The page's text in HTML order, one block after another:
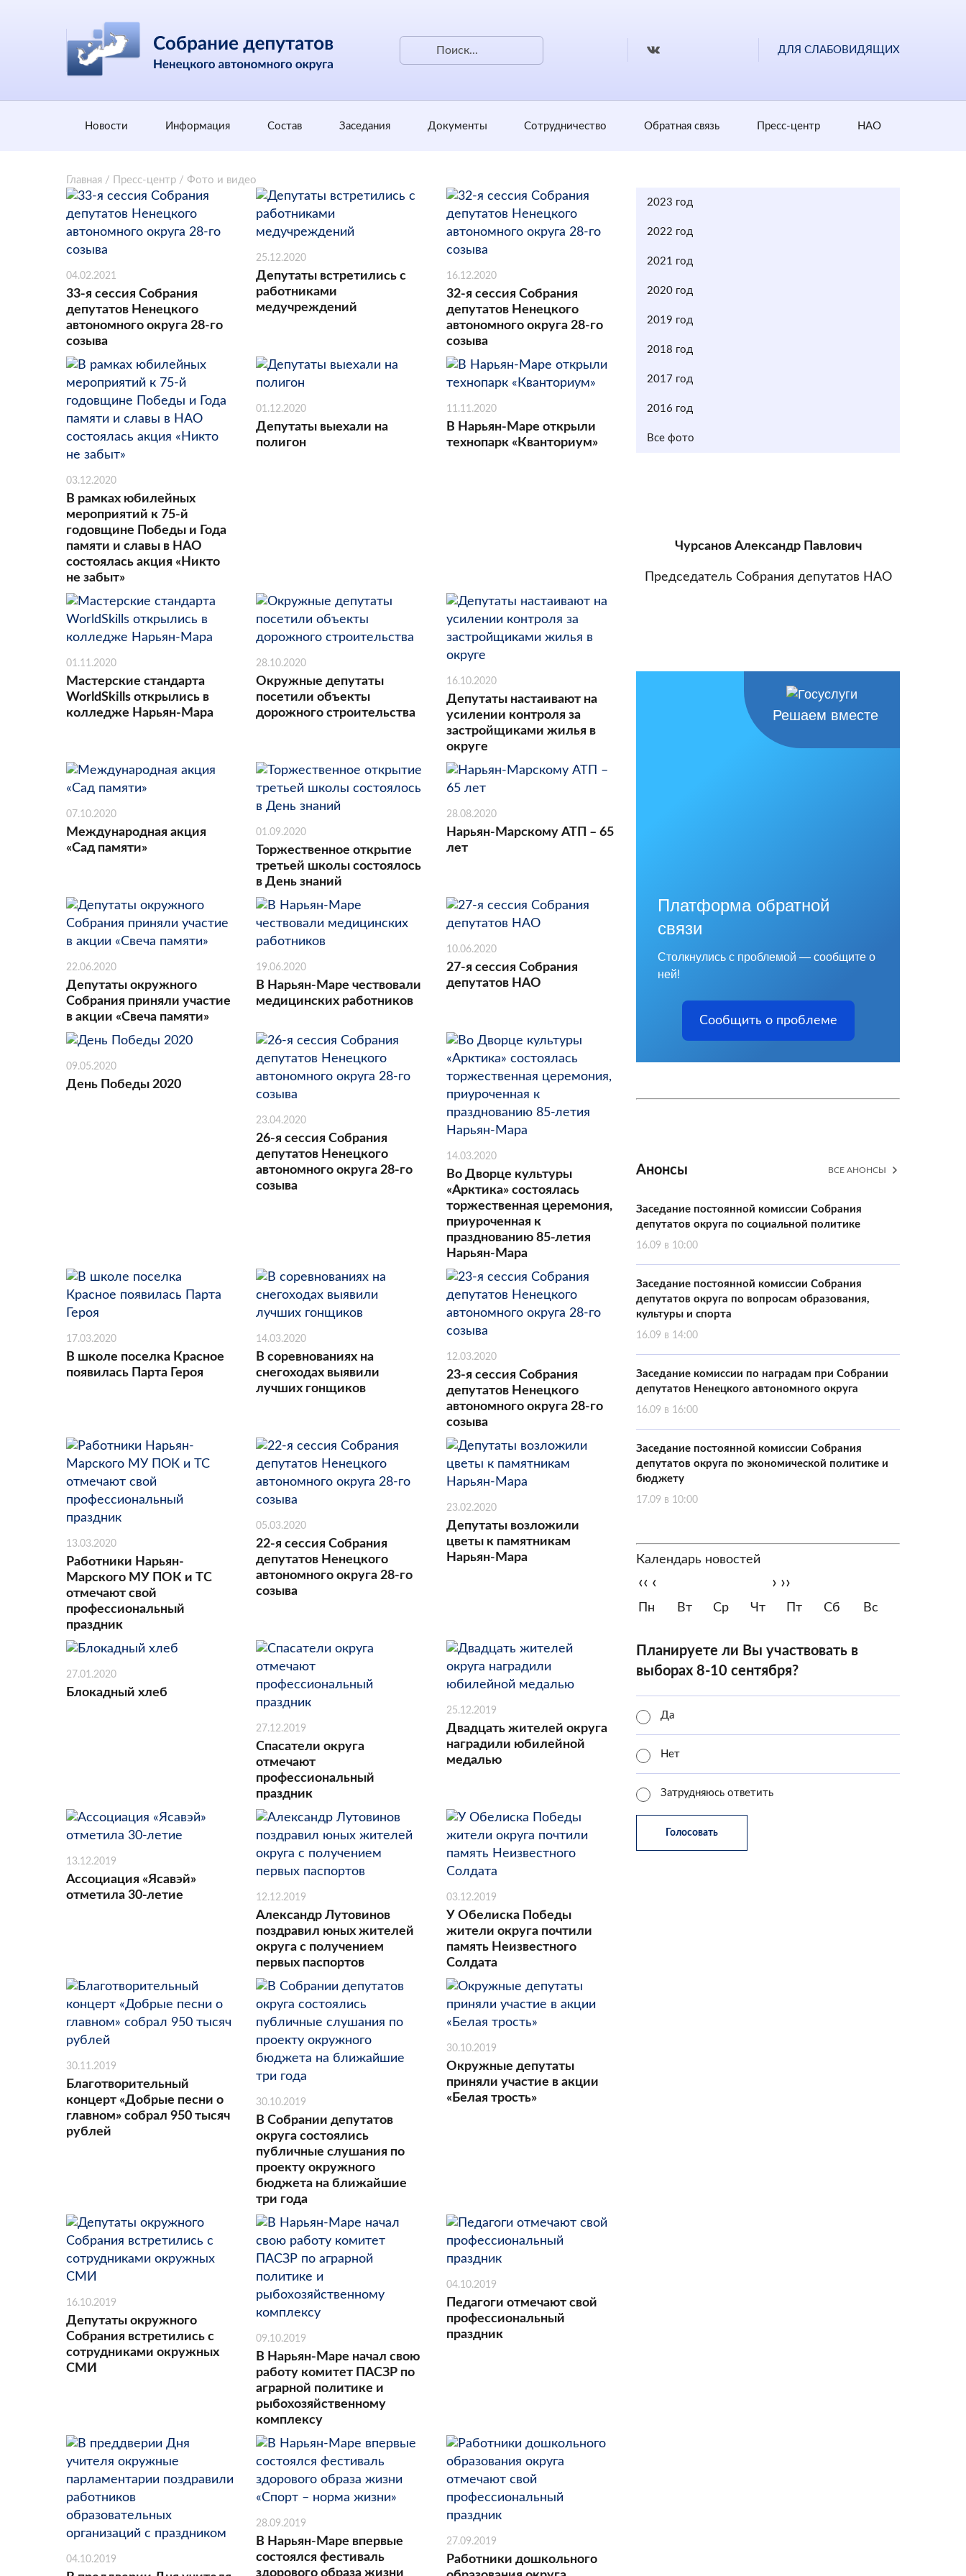
ДЛЯ СЛАБОВИДЯЩИХ
Новости Информация Состав Заседания Документы Сотрудничество Обратная cвязь Пресс-центр НАО
Главная / Пресс-центр / Фото и видео
04.02.2021
33-я сессия Собрания
депутатов Ненецкого
автономного округа 28-го
созыва
25.12.2020
Депутаты встретились с
работниками
медучреждений
16.12.2020
32-я сессия Собрания
депутатов Ненецкого
автономного округа 28-го
созыва
03.12.2020
В рамках юбилейных
мероприятий к 75-й
годовщине Победы и Года
памяти и славы в НАО
состоялась акция «Никто
не забыт»
01.12.2020
Депутаты выехали на
полигон
11.11.2020
В Нарьян-Маре открыли
технопарк «Кванториум»
01.11.2020
Мастерские стандарта
WorldSkills открылись в
колледже Нарьян-Мара
28.10.2020
Окружные депутаты
посетили объекты
дорожного строительства
16.10.2020
Депутаты настаивают на
усилении контроля за
застройщиками жилья в
округе
07.10.2020
Международная акция
«Сад памяти»
01.09.2020
Торжественное открытие
третьей школы состоялось
в День знаний
28.08.2020
Нарьян-Марскому АТП – 65
лет
22.06.2020
Депутаты окружного
Собрания приняли участие
в акции «Свеча памяти»
19.06.2020
В Нарьян-Маре чествовали
медицинских работников
10.06.2020
27-я сессия Собрания
депутатов НАО
09.05.2020
День Победы 2020
23.04.2020
26-я сессия Собрания
депутатов Ненецкого
автономного округа 28-го
созыва
14.03.2020
Во Дворце культуры
«Арктика» состоялась
торжественная церемония,
приуроченная к
празднованию 85-летия
Нарьян-Мара
17.03.2020
В школе поселка Красное
появилась Парта Героя
14.03.2020
В соревнованиях на
снегоходах выявили
лучших гонщиков
12.03.2020
23-я сессия Собрания
депутатов Ненецкого
автономного округа 28-го
созыва
13.03.2020
Работники Нарьян-
Марского МУ ПОК и ТС
отмечают свой
профессиональный
праздник
05.03.2020
22-я сессия Собрания
депутатов Ненецкого
автономного округа 28-го
созыва
23.02.2020
Депутаты возложили
цветы к памятникам
Нарьян-Мара
27.01.2020
Блокадный хлеб
27.12.2019
Спасатели округа
отмечают
профессиональный
праздник
25.12.2019
Двадцать жителей округа
наградили юбилейной
медалью
13.12.2019
Ассоциация «Ясавэй»
отметила 30-летие
12.12.2019
Александр Лутовинов
поздравил юных жителей
округа с получением
первых паспортов
03.12.2019
У Обелиска Победы
жители округа почтили
память Неизвестного
Солдата
30.11.2019
Благотворительный
концерт «Добрые песни о
главном» собрал 950 тысяч
рублей
30.10.2019
В Собрании депутатов
округа состоялись
публичные слушания по
проекту окружного
бюджета на ближайшие
три года
30.10.2019
Окружные депутаты
приняли участие в акции
«Белая трость»
16.10.2019
Депутаты окружного
Собрания встретились с
сотрудниками окружных
СМИ
09.10.2019
В Нарьян-Маре начал свою
работу комитет ПАСЗР по
аграрной политике и
рыбохозяйственному
комплексу
04.10.2019
Педагоги отмечают свой
профессиональный
праздник
04.10.2019
28.09.2019
В Нарьян-Маре впервые
состоялся фестиваль
здорового образа жизни
27.09.2019
Работники дошкольного
2023 год
2022 год
2021 год
2020 год
2019 год
2018 год
2017 год
2016 год
Все фото
Чурсанов Александр Павлович
Председатель Собрания депутатов НАО
Решаем вместе
Платформа обратной
связи
Столкнулись с проблемой — сообщите о
ней!
Сообщить о проблеме
Анонсы ВСЕ АНОНСЫ
Заседание постоянной комиссии Собрания
депутатов округа по социальной политике
16.09 в 10:00
Заседание постоянной комиссии Собрания
депутатов округа по вопросам образования,
культуры и спорта
16.09 в 14:00
Заседание комиссии по наградам при Собрании
депутатов Ненецкого автономного округа
16.09 в 16:00
Заседание постоянной комиссии Собрания
депутатов округа по экономической политике и
бюджету
17.09 в 10:00
Календарь новостей
‹‹ ‹ › ››
Пн Вт Ср Чт Пт Сб Вс
Планируете ли Вы участвовать в
выборах 8-10 сентября?
Да
Нет
Затрудняюсь ответить